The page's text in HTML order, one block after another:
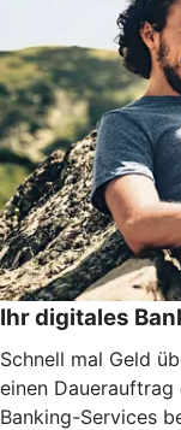
Ihr digitales
Schnell mal Geld
einen
Banking-Services